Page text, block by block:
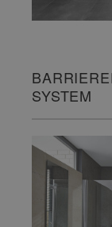
SYSTEM